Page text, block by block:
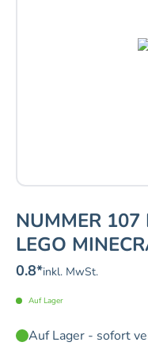
NUMMER 107
LEGO
0.8*inkl. MwSt.
Auf Lager
Auf Lager - sofort